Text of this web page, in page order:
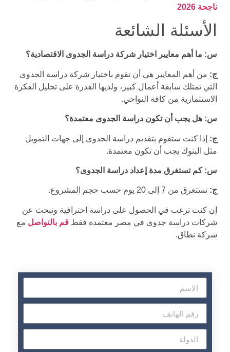
ناجحة 2026
الأسئلة الشائعة
س: ما أهم معايير اختيار شركة دراسة الجدوى الاقتصادية؟
ج: من أهم المعايير هي أن تقوم باختيار شركة دراسة الجدوى
التي تمتلك سابقة أعمال كبير، ولديها القدرة على تحليل الفكرة
الاستثمارية من كافة النواحي.
س: هل يجب أن تكون دراسة الجدوى معتمدة؟
ج: إذا كنت ستقوم بتقديم دراسة الجدوى إلى جهات التمويل
مثل البنوك يجب أن تكون معتمدة.
س: كم تستغرق مدة إعداد دراسة الجدوى؟
ج: تستغرق من 7 إلى 20 يوم حسب حجم المشروع.
إن كنت ترغب في الحصول على دراسة احترافية وتبحث عن
شركات دراسة جدوى في مصر معتمدة فقط قم بالتواصل مع
شركة نطاق.